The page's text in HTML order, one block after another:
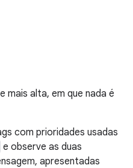
mais alta, em que nada é
com prioridades usadas
e observe as duas
apresentadas